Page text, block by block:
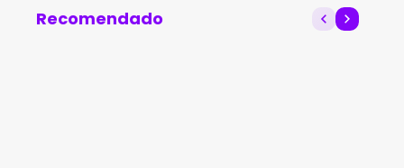
la em cárcere privado
Recomendado